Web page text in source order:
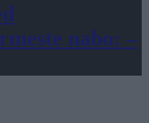
nabo: –